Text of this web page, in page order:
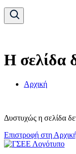
Η σελίδα
Αρχική
Δυστυχώς η σελίδα
Επιστροφή στη